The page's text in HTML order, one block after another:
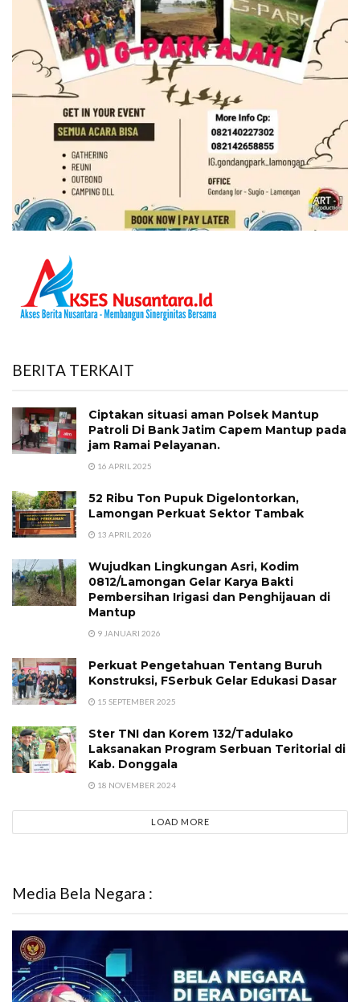
BERITA TERKAIT
Ciptakan situasi aman Polsek Mantup
Patroli Di Bank Jatim Capem Mantup pada
jam Ramai Pelayanan.
16 APRIL 2025
52 Ribu Ton Pupuk Digelontorkan,
Lamongan Perkuat Sektor Tambak
13 APRIL 2026
​Wujudkan Lingkungan Asri, Kodim
0812/Lamongan Gelar Karya Bakti
Pembersihan Irigasi dan Penghijauan di
Mantup
9 JANUARI 2026
Perkuat Pengetahuan Tentang Buruh
Konstruksi, FSerbuk Gelar Edukasi Dasar
15 SEPTEMBER 2025
Ster TNI dan Korem 132/Tadulako
Laksanakan Program Serbuan Teritorial di
Kab. Donggala
18 NOVEMBER 2024
LOAD MORE
Media Bela Negara :